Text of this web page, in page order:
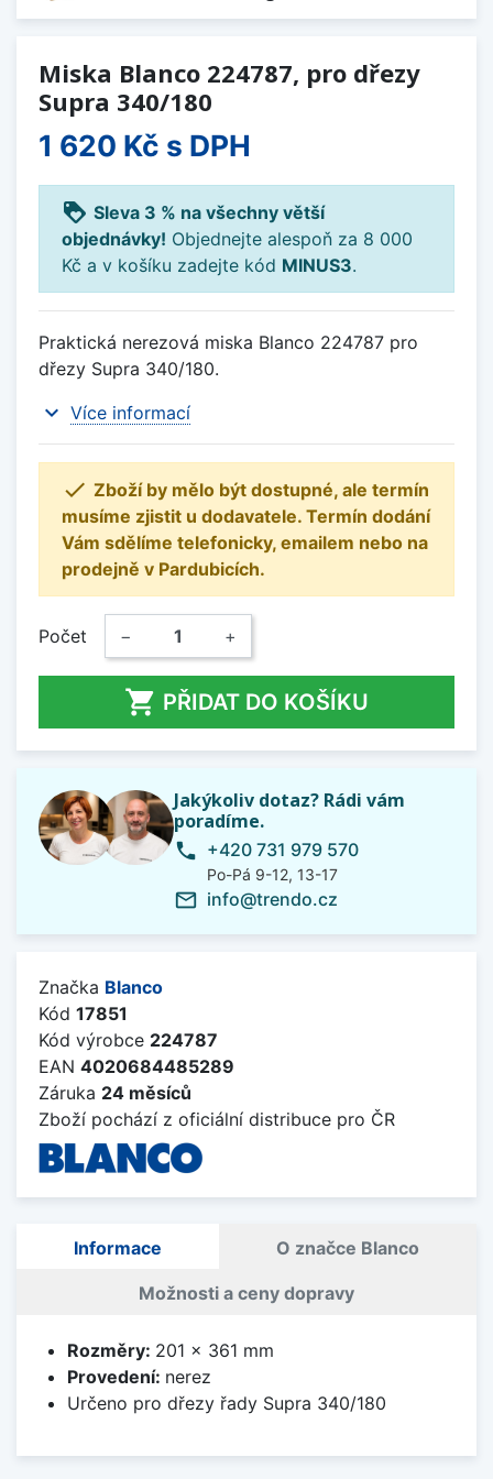
Miska Blanco 224787, pro dřezy
Supra 340/180
1 620 Kč s DPH
loyalty Sleva 3 % na všechny větší
objednávky! Objednejte alespoň za 8 000
Kč a v košíku zadejte kód MINUS3.
Praktická nerezová miska Blanco 224787 pro
dřezy Supra 340/180.
expand_more Více informací
 Zboží by mělo být dostupné, ale termín
musíme zjistit u dodavatele. Termín dodání
Vám sdělíme telefonicky, emailem nebo na
prodejně v Pardubicích.
Počet − +
 PŘIDAT DO KOŠÍKU
Jakýkoliv dotaz? Rádi vám
poradíme.
phone +420 731 979 570
Po-Pá 9-12, 13-17
mail_outline info@trendo.cz
Značka Blanco
Kód 17851
Kód výrobce 224787
EAN 4020684485289
Záruka 24 měsíců
Zboží pochází z oficiální distribuce pro ČR
Informace O značce Blanco
Možnosti a ceny dopravy
Rozměry: 201 x 361 mm
Provedení: nerez
Určeno pro dřezy řady Supra 340/180